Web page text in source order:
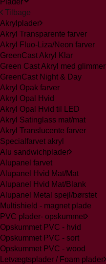
Plader
Tilbage
Akrylplader
Akryl Transparente farver
Akryl Fluo-Liza/Neon farver
GreenCast Akryl Klar
Green Cast Akryl med glimmer
GreenCast Night & Day
Akryl Opak farver
Akryl Opal Hvid
Akryl Opal Hvid til LED
Akryl Satinglass mat/mat
Akryl Translucente farver
Specialfarvet akryl
Alu sandwichplader
Alupanel farvet
Alupanel Hvid Mat/Mat
Alupanel Hvid Mat/Blank
Alupanel Metal spejl/børstet
Multishield - magnet plade
PVC plader- opskummet
Opskummet PVC - hvid
Opskummet PVC - sort
Opskummet PVC - wood
Letvægtsplader / Foam plader